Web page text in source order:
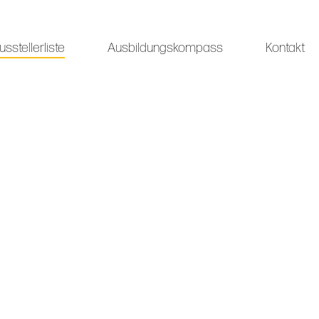
Ausbildungskompass Kontakt